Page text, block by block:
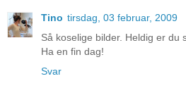
Tino tirsdag, 03 februar, 2009
Så koselige bilder. Heldig er du
Ha en fin dag!
Svar